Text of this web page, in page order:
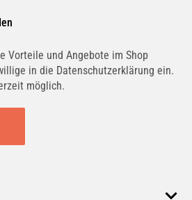
Vorteile und Angebote im Shop
in die Datenschutzerklärung ein.
möglich.